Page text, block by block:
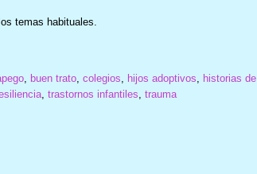
temas habituales.
, buen trato, colegios hijos adoptivos
historias de
, trastornos infantiles trauma